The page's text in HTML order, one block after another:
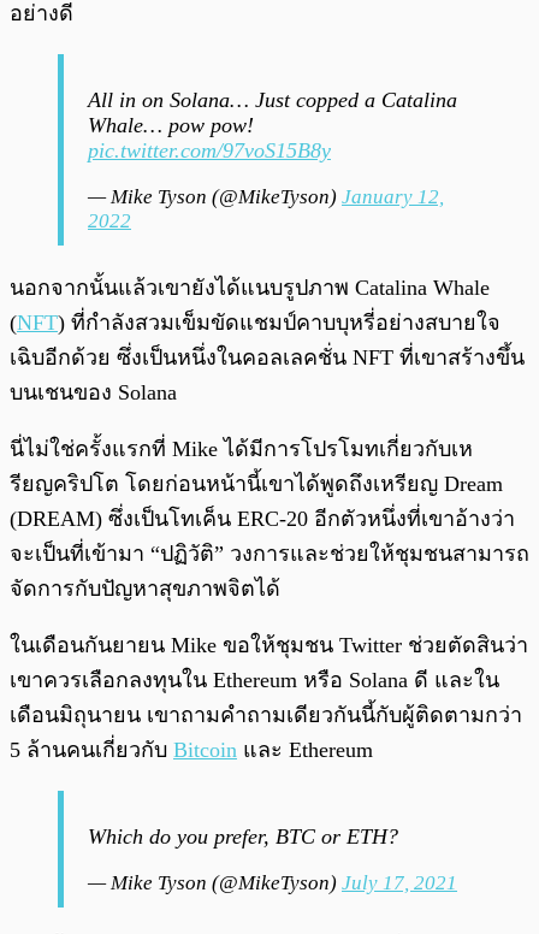
อย่างดี
All in on Solana… Just copped a Catalina
Whale… pow pow!
pic.twitter.com/97voS15B8y
— Mike Tyson (@MikeTyson) January 12,
2022
นอกจากนั้นแล้วเขายังได้แนบรูปภาพ Catalina Whale
(NFT) ที่กำลังสวมเข็มขัดแชมป์คาบบุหรี่อย่างสบายใจ
เฉิบอีกด้วย ซึ่งเป็นหนึ่งในคอลเลคชั่น NFT ที่เขาสร้างขึ้น
บนเชนของ Solana
นี่ไม่ใช่ครั้งแรกที่ Mike ได้มีการโปรโมทเกี่ยวกับเห
รียญคริปโต โดยก่อนหน้านี้เขาได้พูดถึงเหรียญ Dream
(DREAM) ซึ่งเป็นโทเค็น ERC-20 อีกตัวหนึ่งที่เขาอ้างว่า
จะเป็นที่เข้ามา “ปฏิวัติ” วงการและช่วยให้ชุมชนสามารถ
จัดการกับปัญหาสุขภาพจิตได้
ในเดือนกันยายน Mike ขอให้ชุมชน Twitter ช่วยตัดสินว่า
เขาควรเลือกลงทุนใน Ethereum หรือ Solana ดี และใน
เดือนมิถุนายน เขาถามคำถามเดียวกันนี้กับผู้ติดตามกว่า
5 ล้านคนเกี่ยวกับ Bitcoin และ Ethereum
Which do you prefer, BTC or ETH?
— Mike Tyson (@MikeTyson) July 17, 2021